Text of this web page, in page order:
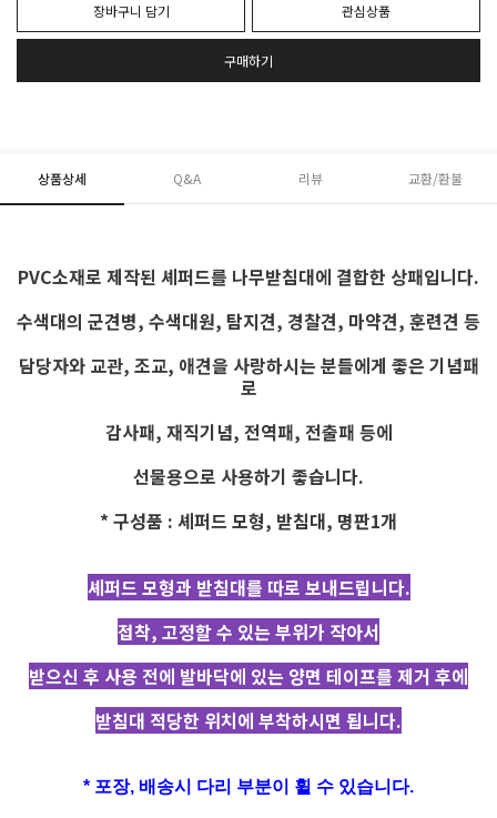
장바구니 담기 관심상품
구매하기
상품상세 Q&A 리뷰 교환/환불
PVC소재로 제작된 셰퍼드를 나무받침대에 결합한 상패입니다.
수색대의 군견병, 수색대원, 탐지견, 경찰견, 마약견, 훈련견 등
담당자와 교관, 조교, 애견을 사랑하시는 분들에게 좋은 기념패
로
감사패, 재직기념, 전역패, 전출패 등에
선물용으로 사용하기 좋습니다.
* 구성품 : 셰퍼드 모형, 받침대, 명판1개
셰퍼드 모형과 받침대를 따로 보내드립니다.
접착, 고정할 수 있는 부위가 작아서
받으신 후 사용 전에 발바닥에 있는 양면 테이프를 제거 후에
받침대 적당한 위치에 부착하시면 됩니다.
* 포장, 배송시 다리 부분이 휠 수 있습니다.